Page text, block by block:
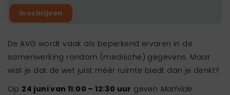
Inschrijven
De AVG wordt vaak als beperkend ervaren in de
samenwerking rondom (medische) gegevens. Maar
wist je dat de wet juist méér ruimte biedt dan je denkt?
Op 24 juni van 11:00 – 12:30 uur geven Mathilde